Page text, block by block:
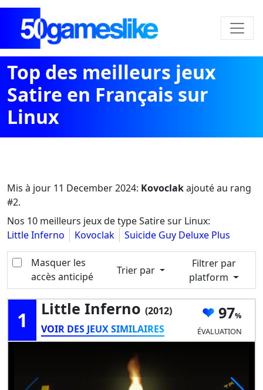
Top des meilleurs jeux
Satire en Français sur
Linux
Mis à jour 11 December 2024: Kovoclakajouté au rang
#2.
Nos 10 meilleurs jeux de type Satire sur Linux:
Little Inferno
Kovoclak Suicide Guy Deluxe Plus
Masquer les
accès anticipé
Trier par
Filtrer par
platform
1 Little Inferno (2012)
VOIR DES JEUX SIMILAIRES
97
ÉVALUATION